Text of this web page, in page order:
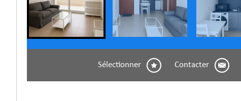
Sélectionner Contacter